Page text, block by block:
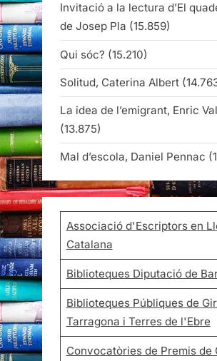
Invitació a la lectura d’El
de Josep Pla (15.859)
Qui sóc? (15.210)
Solitud, Caterina Albert
La idea de l’emigrant, Enric
(13.875)
Mal d’escola, Daniel Pennac
Associació d'Escriptors en
Catalana
Biblioteques Diputació de
Biblioteques Públiques de
Tarragona i Terres de l'Ebre
Convocatòries de Premis de